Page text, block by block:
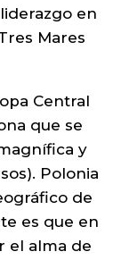
en
Mares
Central
que se
y
Polonia
de
es que en
el alma de